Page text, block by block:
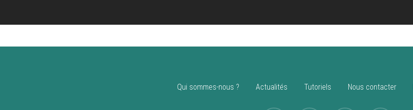
Qui sommes-nous ? Actualités Tutoriels Nous contacter